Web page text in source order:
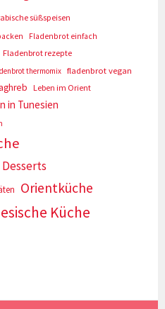
süßspeisen
Fladenbrot einfach
Fladenbrot rezepte
thermomix fladenbrot vegan
Leben im Orient
in Tunesien
Orientküche
Küche